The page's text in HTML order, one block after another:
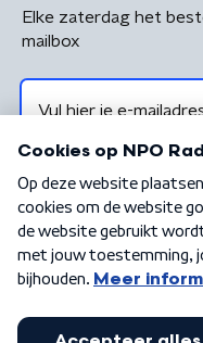
Elke zaterdag het
mailbox
Algemene voorwaarden